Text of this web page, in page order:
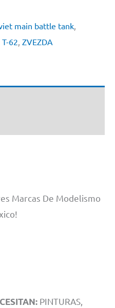
main battle tank,
T-62, ZVEZDA
Marcas De Modelismo
PINTURAS,